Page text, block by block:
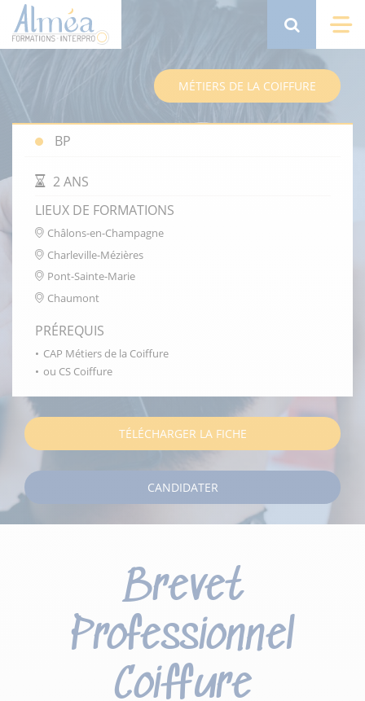
principal
Search
MÉTIERS DE LA COIFFURE
BP
DURÉE DE LA FORMATION
2 ANS
LIEUX DE FORMATIONS
Châlons-en-Champagne
Charleville-Mézières
Pont-Sainte-Marie
Chaumont
PRÉREQUIS
CAP Métiers de la Coiffure
ou CS Coiffure
TÉLÉCHARGER LA FICHE
CANDIDATER
Brevet
Professionnel
Coiffure